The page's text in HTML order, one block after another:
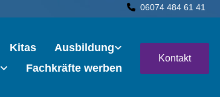
 06074 484 61 41
Kitas
Ausbildung
Fachkräfte werben
Kontakt